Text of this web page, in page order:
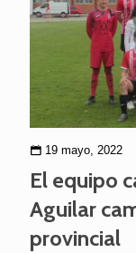
19 mayo, 2022
El equipo
Aguilar
provincial